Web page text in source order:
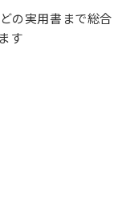
の実用書まで総合
す